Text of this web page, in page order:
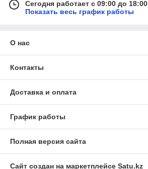
Сегодня работает с 09:00 до 18:00
Показать весь график работы
О нас
Контакты
Доставка и оплата
График работы
Полная версия сайта
Сайт создан на маркетплейсе Satu.kz